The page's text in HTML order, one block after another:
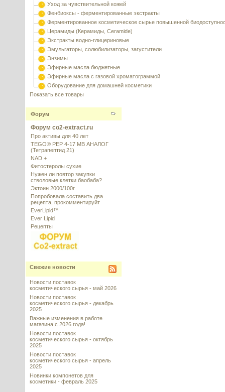
Уход за чувствительной кожей
Фенбиоксы - ферментированные экстракты
Ферментированное косметическое сырье повышенной
Церамиды (Керамиды, Ceramide)
Экстракты водно-глицериновые
Эмульгаторы, солюбилизаторы, загустители
Энзимы
Эфирные масла бюджетные
Эфирные масла с газовой хроматограммой
Оборудование для домашней косметики
Показать все товары
Форум
Форум co2-extract.ru
Про активы для 40 лет
TEGO® PEP 4-17 MB АНАЛОГ
(Тетрапептид 21)
NAD +
Фитостеролы сухие
Нужен ли повтор закупки
стволовые клетки баобаба?
Эктоин 2000/100г
Попробовала составить два
рецепта, прокомментируйт
EverLipid™
Ever Lipid
Рецепты
Свежие новости
Новости поставок
косметического сырья - май 2026
Новости поставок
косметического сырья - декабрь
2025
Важные изменения в работе
магазина с 2026 года!
Новости поставок
косметического сырья - октябрь
2025
Новости поставок
косметического сырья - апрель
2025
Новинки компонетов для
косметики - февраль 2025